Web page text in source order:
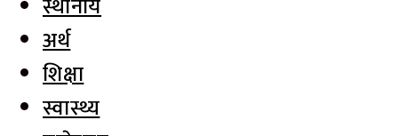
स्थानीय
अर्थ
शिक्षा
स्वास्थ्य